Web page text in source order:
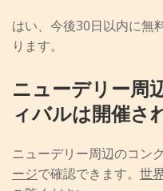
はい、今後30日以内に無
ります。
ニューデリー周
ィバルは開催さ
ニューデリー周辺のコン
ージで確認できます。 世